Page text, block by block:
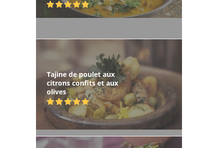
Tajine de poulet aux
citrons confits et aux
olives